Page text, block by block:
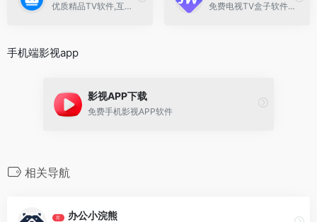
优质精品TV软件,互联网资源分享 免费电视TV盒子软件,免费安卓影视,IOS影视APP
手机端影视app
影视APP下载
免费手机影视APP软件
相关导航
荐 办公小浣熊